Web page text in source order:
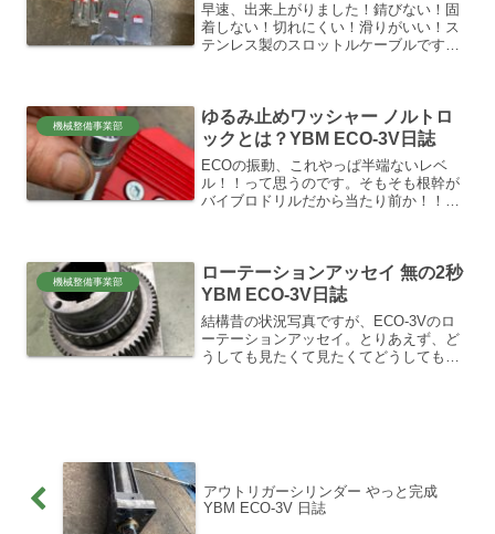
早速、出来上がりました！錆びない！固
着しない！切れにくい！滑りがいい！ス
テンレス製のスロットルケーブルです。
レ！😂（笑）しかも中古で...
機械整備事業部
ゆるみ止めワッシャー ノルトロ
ックとは？YBM ECO-3V日誌
ECOの振動、これやっぱ半端ないレベ
ル！！って思うのです。そもそも根幹が
バイブロドリルだから当たり前か！！😂
て脅されます。😂分かる...
機械整備事業部
ローテーションアッセイ 無の2秒
YBM ECO-3V日誌
結構昔の状況写真ですが、ECO-3Vのロ
ーテーションアッセイ。とりあえず、ど
うしても見たくて見たくてどうしても見
アウトリガーシリンダー やっと完成
YBM ECO-3V 日誌